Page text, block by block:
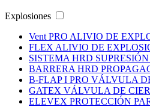
Explosiones
Vent PRO ALIVIO DE
FLEX ALIVIO DE
SISTEMA HRD
BARRERA HRD
B-FLAP I PRO VÁLVULA
GATEX VÁLVULA DE
ELEVEX PROTECCIÓN